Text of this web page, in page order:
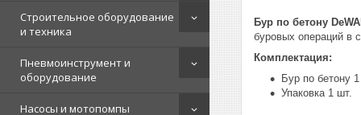
Строительное оборудование
и техника
Пневмоинструмент и
оборудование
Насосы и мотопомпы
Бур по бетону
буровых операций в
Комплектация:
Бур по бетону
Упаковка 1 шт.